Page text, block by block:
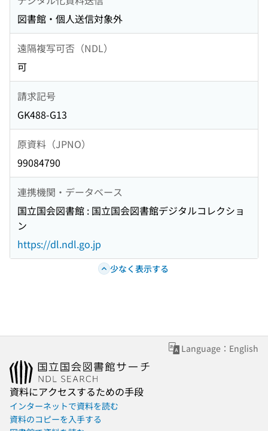
図書館・個人送信対象外
遠隔複写可否（NDL）
可
請求記号
GK488-G13
原資料（JPNO）
99084790
連携機関・データベース
国立国会図書館 : 国立国会図書館デジタルコレクショ
ン
https://dl.ndl.go.jp
少なく表示する
Language：English
資料にアクセスするための手段
インターネットで資料を読む
資料のコピーを入手する